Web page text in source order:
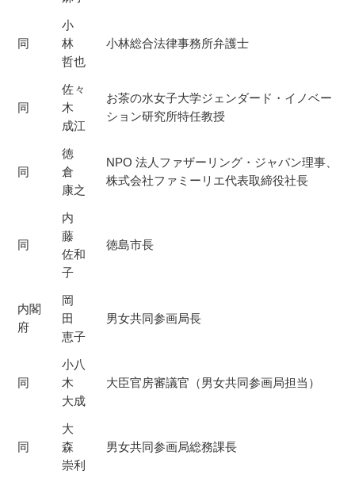
同
小
林
哲也
小林総合法律事務所弁護士
同
佐々
木
成江
お茶の水女子大学ジェンダード・イノベー
ション研究所特任教授
同
徳
倉
康之
NPO 法人ファザーリング・ジャパン理事、
株式会社ファミーリエ代表取締役社長
同
内
藤
佐和
子
徳島市長
内閣
府
岡
田
恵子
男女共同参画局長
同
小八
木
大成
大臣官房審議官（男女共同参画局担当）
同
大
森
崇利
男女共同参画局総務課長